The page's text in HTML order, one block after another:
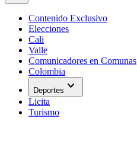
Contenido Exclusivo
Elecciones
Cali
Valle
Comunicadores en Comunas
Colombia
Deportes expand_more
Licita
Turismo